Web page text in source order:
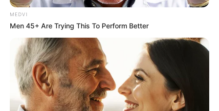
MEDVI
Men 45+ Are Trying This To Perform Better